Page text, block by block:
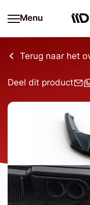
Menu
Terug naar het
Deel dit product